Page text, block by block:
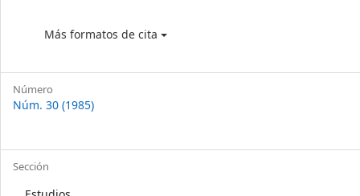
Más formatos de cita
Número
Núm. 30 (1985)
Sección